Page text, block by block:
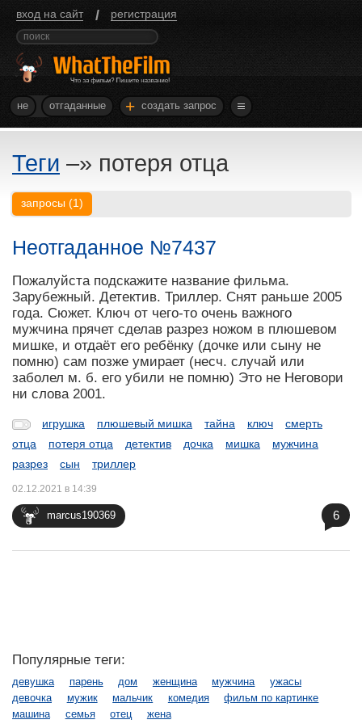
вход на сайт / регистрация
не отгаданные + создать запрос
Теги –» потеря отца
запросы (1)
Неотгаданное №7437
Пожалуйста подскажите название фильма.
Зарубежный. Детектив. Триллер. Снят раньше 2005
года. Сюжет. Ключ от чего-то очень важного
мужчина прячет сделав разрез ножом в плюшевом
мишке, и отдаёт его ребёнку (дочке или сыну не
помню) сам позже умирает (несч. случай или
заболел м. б. его убили не помню) Это не Неговори
ни слова 2001.
игрушка плюшевый мишка тайна ключ
смерть
отца
потеря отца детектив дочка мишка
мужчина
разрез
сын триллер
marcus190369
02.12.2021 в 14:39
6
Популярные теги:
девушка парень дом женщина мужчина
ужасы
девочка
мужик мальчик комедия
фильм по картинке
машина
семья отец жена